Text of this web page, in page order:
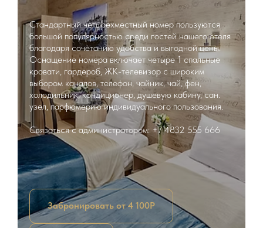
Стандартный четырехместный номер пользуются
большой популярностью среди гостей нашего отеля
благодаря сочетанию удобства и выгодной цены.
Оснащение номера включает четыре 1 спальные
кровати, гардероб, ЖК-телевизор с широким
выбором каналов, телефон, чайник, чай, фен,
холодильник, кондиционер, душевую кабину, сан.
узел, парфюмерию индивидуального пользования.
Связаться с администратором: +7 4832 555 666
Забронировать от 4 100Р